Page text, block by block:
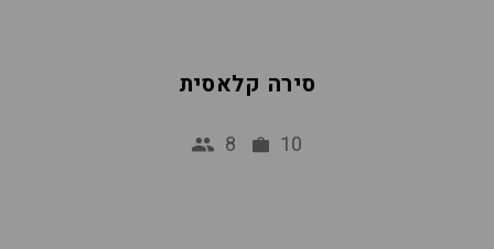
סירה קלאסית
8 10